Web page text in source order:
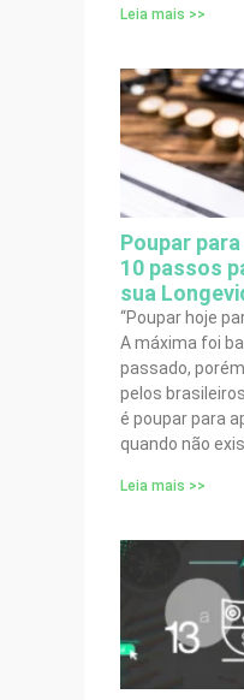
Leia mais >>
Poupar
10 passos
sua
“Poupar hoje
A máxima foi
passado,
pelos
é poupar para
quando não
Leia mais >>